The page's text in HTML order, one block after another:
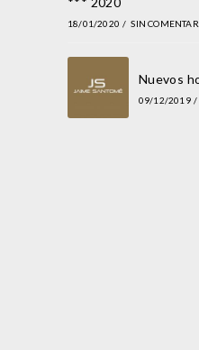
18/01/2020 / SIN
Nuevos
09/12/2019 /